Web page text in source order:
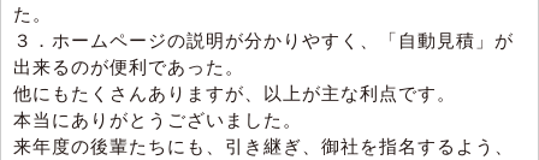
た。
３．ホームページの説明が分かりやすく、「自動見積」が
出来るのが便利であった。
他にもたくさんありますが、以上が主な利点です。
本当にありがとうございました。
来年度の後輩たちにも、引き継ぎ、御社を指名するよう、